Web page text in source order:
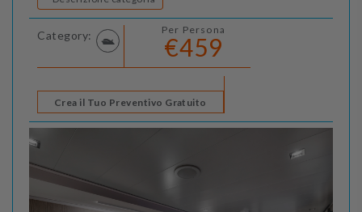
Category: Per Persona
€459
Crea il Tuo Preventivo Gratuito